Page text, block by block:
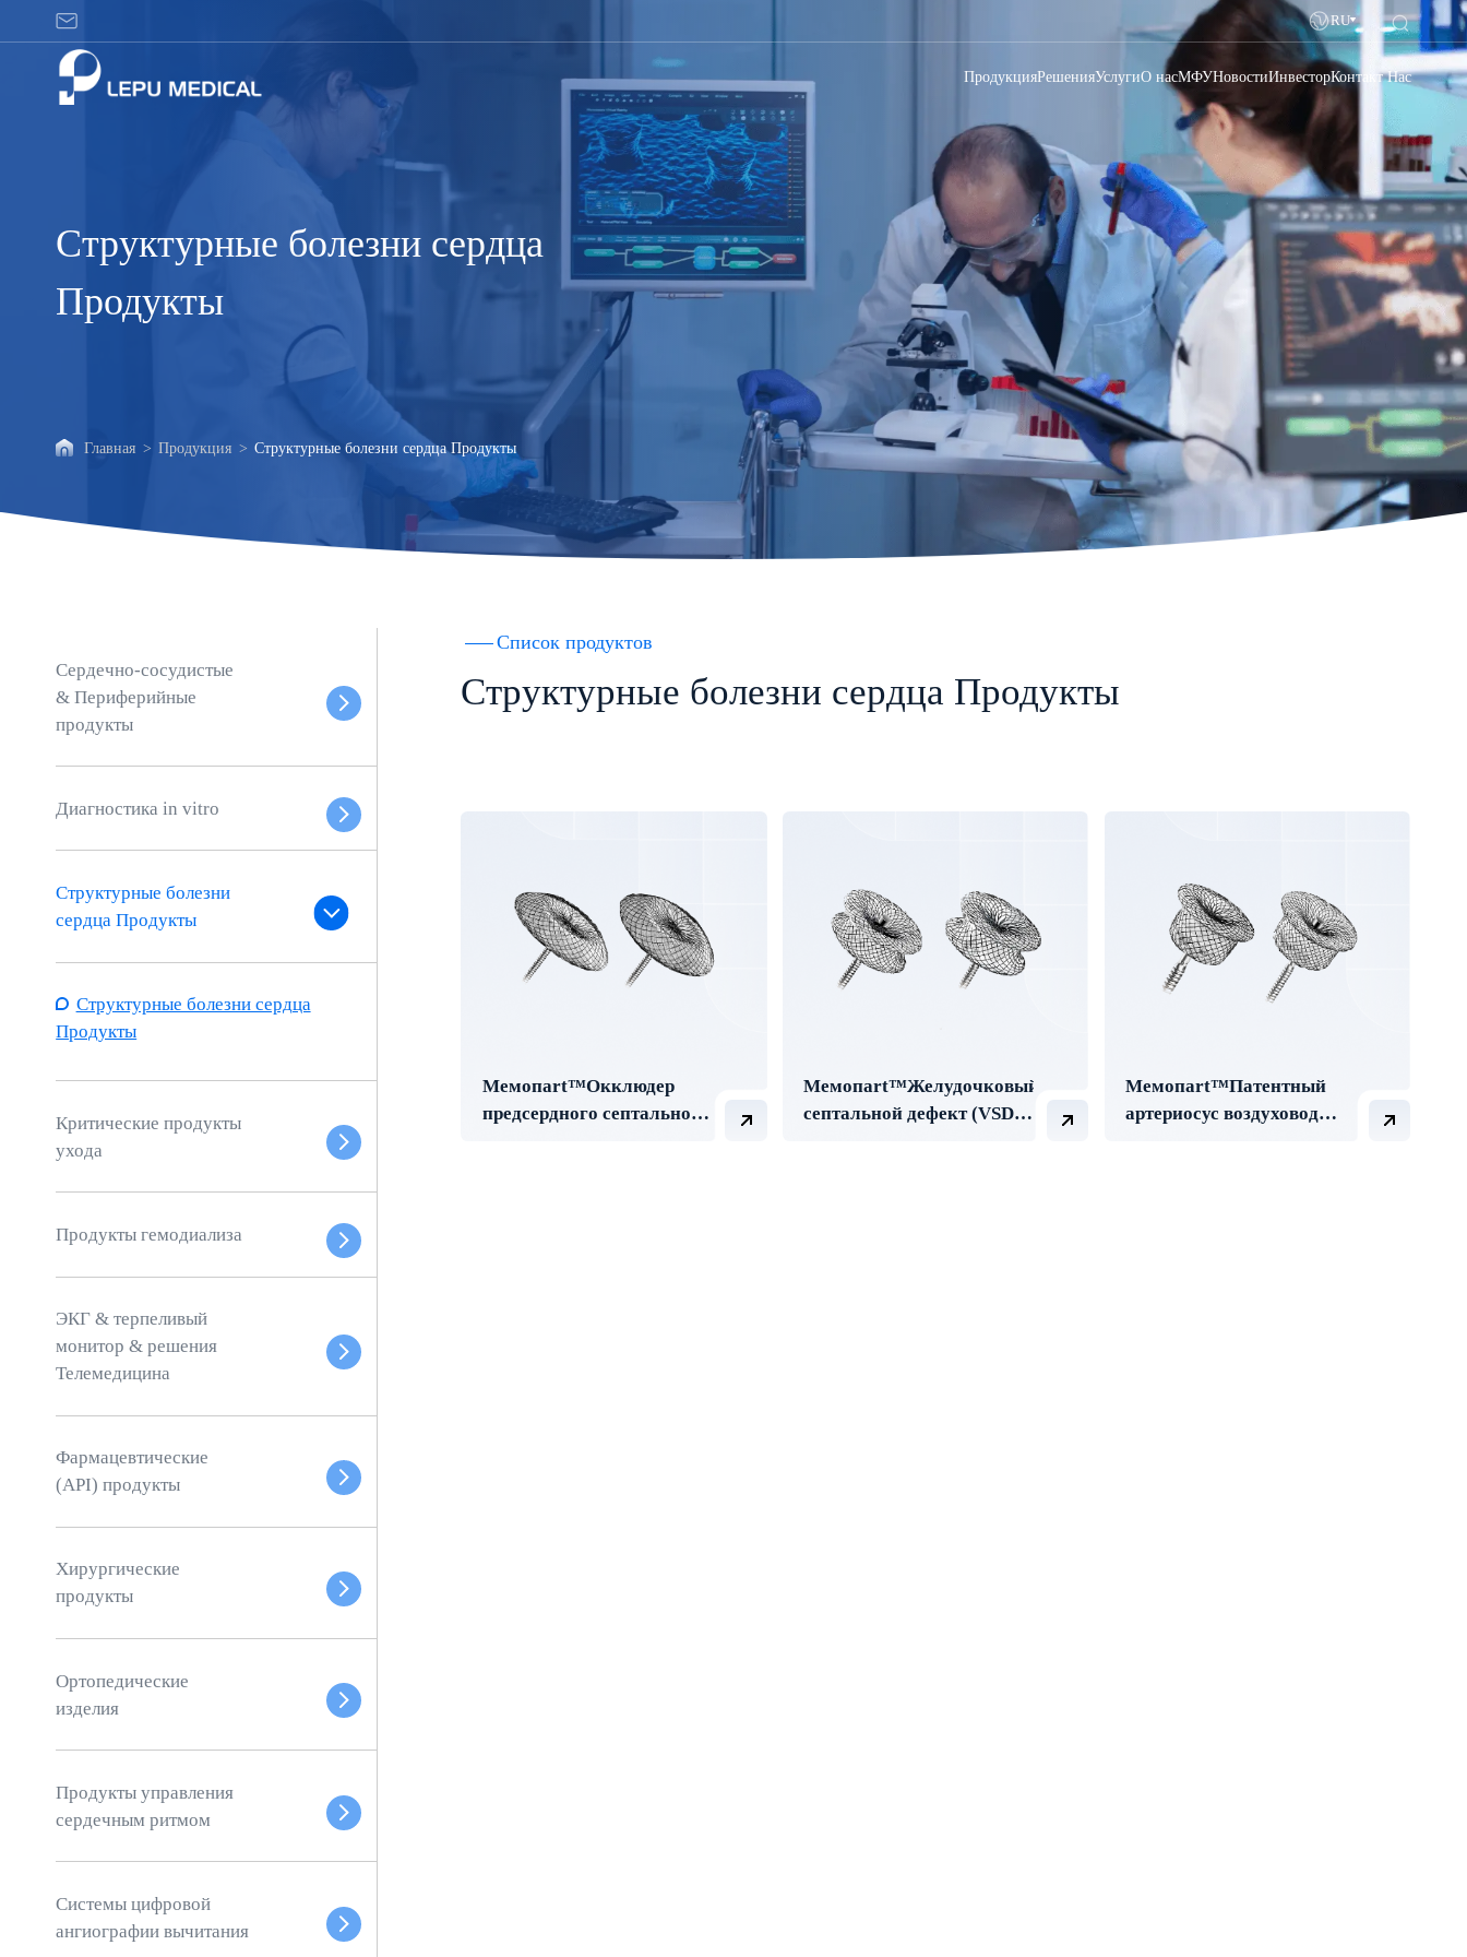
Структурные
болезни
Продукты
RU
ПродукцияРешенияУслугиО насМФУНовостиИнвесторКонтакт Нас
Структурные болезни сердца
Продукты
Главная > Продукция > Структурные болезни сердца Продукты
Сердечно-сосудистые
& Периферийные
продукты
Диагностика in vitro
Структурные болезни
сердца Продукты
Структурные болезни сердца
Продукты
Критические продукты
ухода
Продукты гемодиализа
ЭКГ & терпеливый
монитор & решения
Телемедицина
Фармацевтические
(API) продукты
Хирургические
продукты
Ортопедические
изделия
Продукты управления
сердечным ритмом
Системы цифровой
ангиографии вычитания
Список продуктов
Структурные болезни сердца Продукты
Мемопart™Окклюдер
предсердного септального
Мемопart™Желудочковый
септальной дефект (VSD)
Мемопart™Патентный
артериосус воздуховод